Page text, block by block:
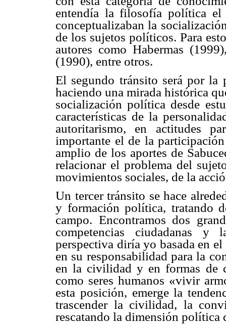
entendía la filosofía política el
conceptualizaban la
de los sujetos políticos. Para
autores como Habermas
(1990), entre otros.
El segundo tránsito será por
haciendo una mirada histórica
socialización política desde
características de la
autoritarismo, en actitudes
importante el de la
amplio de los aportes de
relacionar el problema del
movimientos sociales, de la
Un tercer tránsito se hace
y formación política, tratando
campo. Encontramos dos
competencias ciudadanas y
perspectiva diría yo basada
en su responsabilidad para la
en la civilidad y en formas de
como seres humanos «vivir
esta posición, emerge la
trascender la civilidad, la
rescatando la dimensión política